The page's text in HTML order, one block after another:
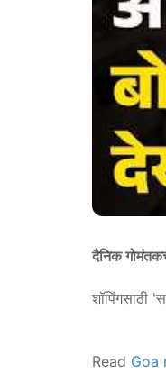
दैनिक
शॉपिंगसाठी
Read Goa